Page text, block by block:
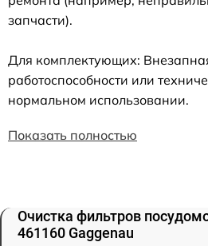
запчасти).
Для комплектующих:
работоспособности или
нормальном использовании.
Показать полностью
Очистка фильтров
461160 Gaggenau